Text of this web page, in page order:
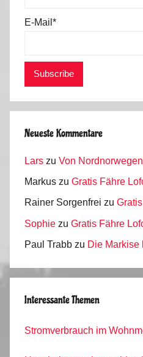
1
h
n
k
E-Mail*
Neueste Kommentare
Lars zu Von
Markus zu Gratis Fähre
Rainer Sorgenfrei zu
Sophie zu Gratis Fähre
Paul Trabb zu Die
Interessante Themen
Stromverbrauch im